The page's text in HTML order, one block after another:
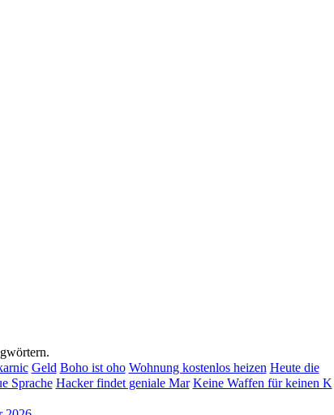
Geld Boho ist oho Wohnung kostenlos heizen Heute die
Sprache Hacker findet geniale Mar Keine Waffen für keinen K